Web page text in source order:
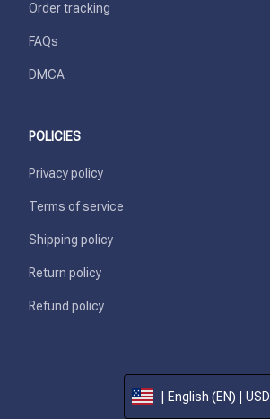
Order tracking
FAQs
DMCA
POLICIES
Privacy policy
Terms of service
Shipping policy
Return policy
Refund policy
| English (EN) | USD